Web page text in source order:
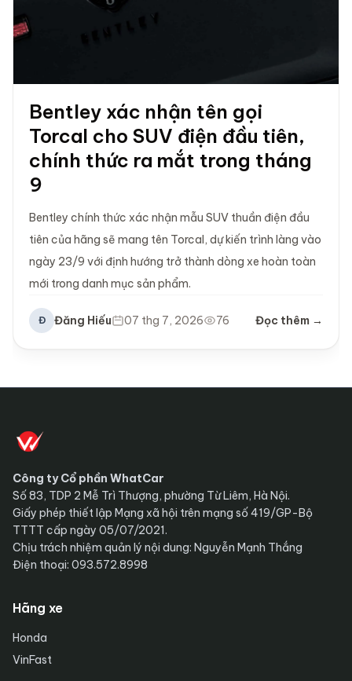
Bentley xác nhận tên gọi
Torcal cho SUV điện đầu tiên,
chính thức ra mắt trong tháng
9
Bentley chính thức xác nhận mẫu SUV thuần điện đầu
tiên của hãng sẽ mang tên Torcal, dự kiến trình làng vào
ngày 23/9 với định hướng trở thành dòng xe hoàn toàn
mới trong danh mục sản phẩm.
Đ Đăng Hiếu 07 thg 7, 2026 76 Đọc thêm →
Công ty Cổ phần WhatCar
Số 83, TDP 2 Mễ Trì Thượng, phường Từ Liêm, Hà Nội.
Giấy phép thiết lập Mạng xã hội trên mạng số 419/GP-Bộ
TTTT cấp ngày 05/07/2021.
Chịu trách nhiệm quản lý nội dung: Nguyễn Mạnh Thắng
Điện thoại: 093.572.8998
Hãng xe
Honda
VinFast